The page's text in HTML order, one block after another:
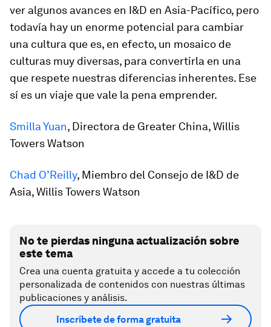
ver algunos avances en I&D en Asia-Pacífico, pero
todavía hay un enorme potencial para cambiar
una cultura que es, en efecto, un mosaico de
culturas muy diversas, para convertirla en una
que respete nuestras diferencias inherentes. Ese
sí es un viaje que vale la pena emprender.
Smilla Yuan, Directora de Greater China, Willis
Towers Watson
Chad O’Reilly, Miembro del Consejo de I&D de
Asia, Willis Towers Watson
No te pierdas ninguna actualización sobre
este tema
Crea una cuenta gratuita y accede a tu colección
personalizada de contenidos con nuestras últimas
publicaciones y análisis.
Inscríbete de forma gratuita